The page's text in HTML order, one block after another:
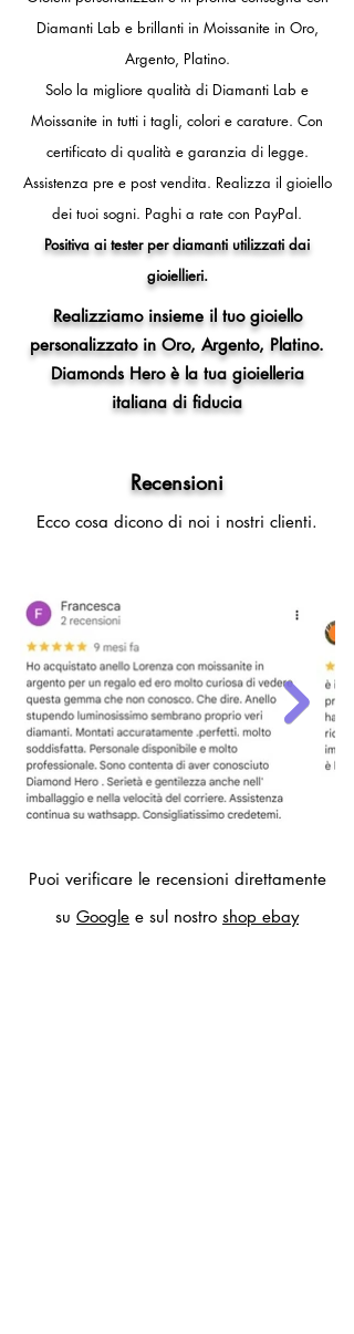
diametro interno anello 16,2 mm)
- 12 (circonferenza dito 52mm,
diametro interno anello 16,5 mm)
- 13 (circonferenza dito 53mm,
diametro interno anello 16,8 mm)
- 14 (circonferenza dito 54mm,
diametro interno anello 17,2 mm)
- 15 (circonferenza dito 55mm,
diametro interno anello 17,5 mm)
diametro interno anello 17,8 mm)
- 17 (circonferenza dito 57mm,
diametro interno anello 18,1 mm)
- 18 (circonferenza dito 58mm,
diametro interno anello 18,5 mm)
- 19 (circonferenza dito 59mm,
diametro interno anello 18,8 mm)
- 21 (circonferenza dito 61mm,
diametro interno anello 19,4 mm)
- 22 (circonferenza dito 62mm,
contatti.
Diamanti Lab e brillanti in Moissanite in Oro,
Argento, Platino.
Solo la migliore qualità di Diamanti Lab e
Moissanite in tutti i tagli, colori e carature. Con
certificato di qualità e garanzia di legge.
Assistenza pre e post vendita. Realizza il gioiello
dei tuoi sogni. Paghi a rate con PayPal.
Positiva ai tester per diamanti utilizzati dai
gioiellieri.
Realizziamo insieme il tuo gioiello
personalizzato in Oro, Argento, Platino.
Diamonds Hero è la tua gioielleria
italiana di fiducia
Recensioni
Ecco cosa dicono di noi i nostri clienti.
Puoi verificare le recensioni direttamente
su Google e sul nostro shop ebay